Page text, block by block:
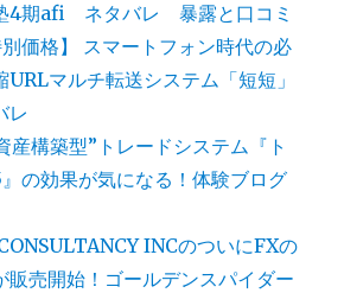
4期afi ネタバレ 暴露と口コミ
価格】 スマートフォン時代の必
URLマルチ転送システム「短短」
レ
産構築型”トレードシステム『ト
の効果が気になる！体験ブログ
INCのついにFXの
販売開始！ゴールデンスパイダー